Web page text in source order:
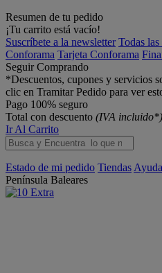
Resumen de tu pedido
¡Tu carrito está vacío!
Suscríbete a la newsletter Todas
Conforama Tarjeta Conforama
Seguir Comprando
*Descuentos, cupones y servicios
clic en Tramitar Pedido para ver
Pago 100% seguro
Total con descuento (IVA incluido*)
Ir Al Carrito
Estado de mi pedido Tiendas Ayuda
Península Baleares